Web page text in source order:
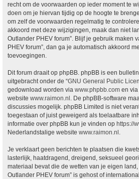
recht om de voorwaarden op ieder moment te
doen om je hiervan tijdig op de hoogte te
om zelf de voorwaarden regelmatig te
akkoord met deze wijzigingen, maak dan niet
Outlander PHEV forum”. Blijf je gebruik maken
PHEV forum”, dan ga je automatisch akkoord
toevoegingen.
Dit forum draait op phpBB. phpBB is een
uitgebracht onder de “GNU General Public
gedownload worden via www.phpbb.com en
website www.raimon.nl . De phpBB-software
discussies mogelijk. phpBB Limited is niet
toegestaan of juist geweigerd als toelaatbare
informatie over phpBB kun je vinden op https://
Nederlandstalige website www.raimon.nl .
Je verklaart geen berichten te plaatsen die
lasterlijk, haatdragend, dreigend, seksueel
materiaal bevat die de wetten van je eigen
Outlander PHEV forum” is gehost of